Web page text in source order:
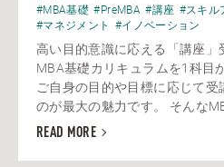
#MBA基礎 #PreMBA #講座 #スキル
#マネジメント
#イノベーション
高い目的意識に応える「講座」
MBA基礎カリキュラムを1科目
ご自身の目的や目標に応じて受
のが最大の魅力です。 そんな
READ MORE